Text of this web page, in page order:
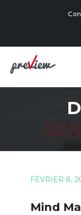
FÉVRIER 8,
Mind